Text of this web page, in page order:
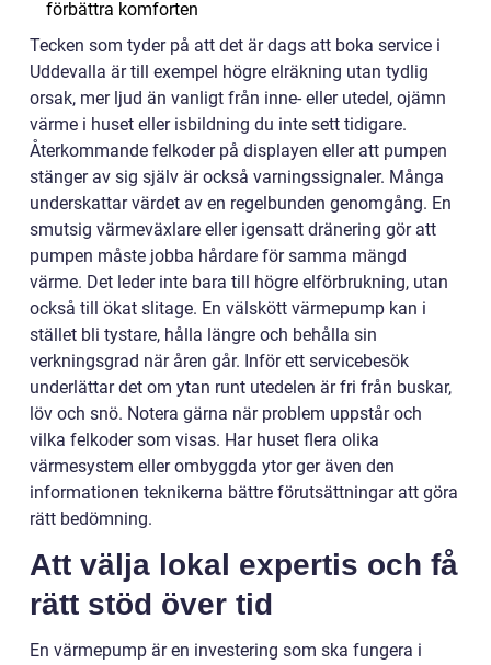
förbättra komforten
Tecken som tyder på att det är dags att boka service i
Uddevalla är till exempel högre elräkning utan tydlig
orsak, mer ljud än vanligt från inne- eller utedel, ojämn
värme i huset eller isbildning du inte sett tidigare.
Återkommande felkoder på displayen eller att pumpen
stänger av sig själv är också varningssignaler. Många
underskattar värdet av en regelbunden genomgång. En
smutsig värmeväxlare eller igensatt dränering gör att
pumpen måste jobba hårdare för samma mängd
värme. Det leder inte bara till högre elförbrukning, utan
också till ökat slitage. En välskött värmepump kan i
stället bli tystare, hålla längre och behålla sin
verkningsgrad när åren går. Inför ett servicebesök
underlättar det om ytan runt utedelen är fri från buskar,
löv och snö. Notera gärna när problem uppstår och
vilka felkoder som visas. Har huset flera olika
värmesystem eller ombyggda ytor ger även den
informationen teknikerna bättre förutsättningar att göra
rätt bedömning.
Att välja lokal expertis och få
rätt stöd över tid
En värmepump är en investering som ska fungera i